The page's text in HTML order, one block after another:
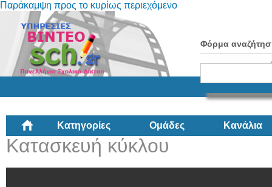
Παράκαμψη προς το κυρίως περιεχόμενο
Φόρμα
Κατηγορίες Ομάδες Κανάλια
Κατασκευή κύκλου